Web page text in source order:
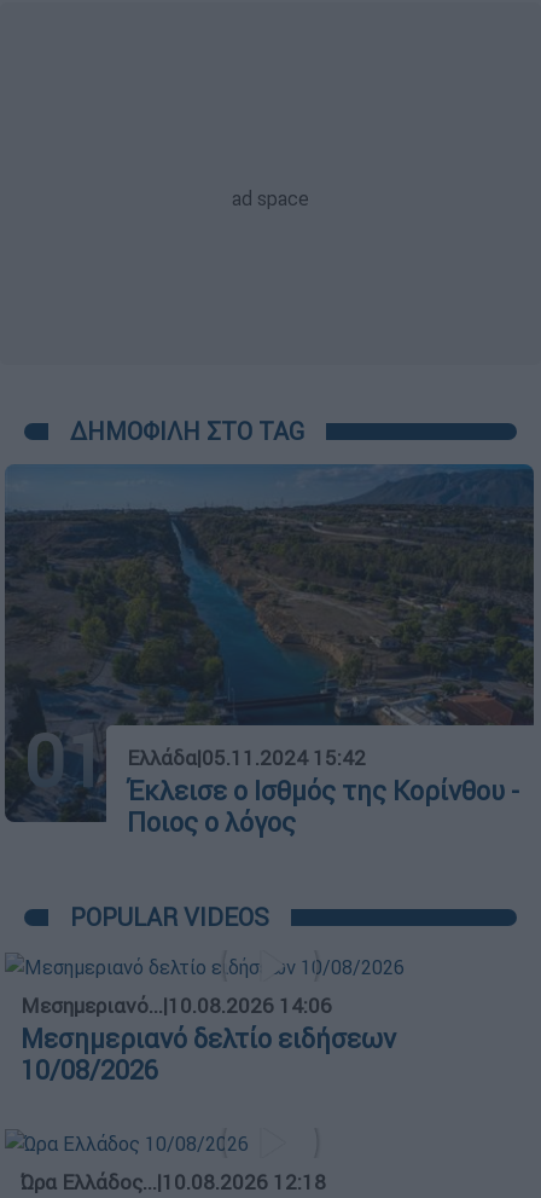
ΔΗΜΟΦΙΛΗ ΣΤΟ TAG
01 Ελλάδα|05.11.2024 15:42
Έκλεισε ο Ισθμός της Κορίνθου -
Ποιος ο λόγος
POPULAR VIDEOS
Μεσημεριανό...|10.08.2026 14:06
Μεσημεριανό δελτίο ειδήσεων
10/08/2026
Ώρα Ελλάδος...|10.08.2026 12:18